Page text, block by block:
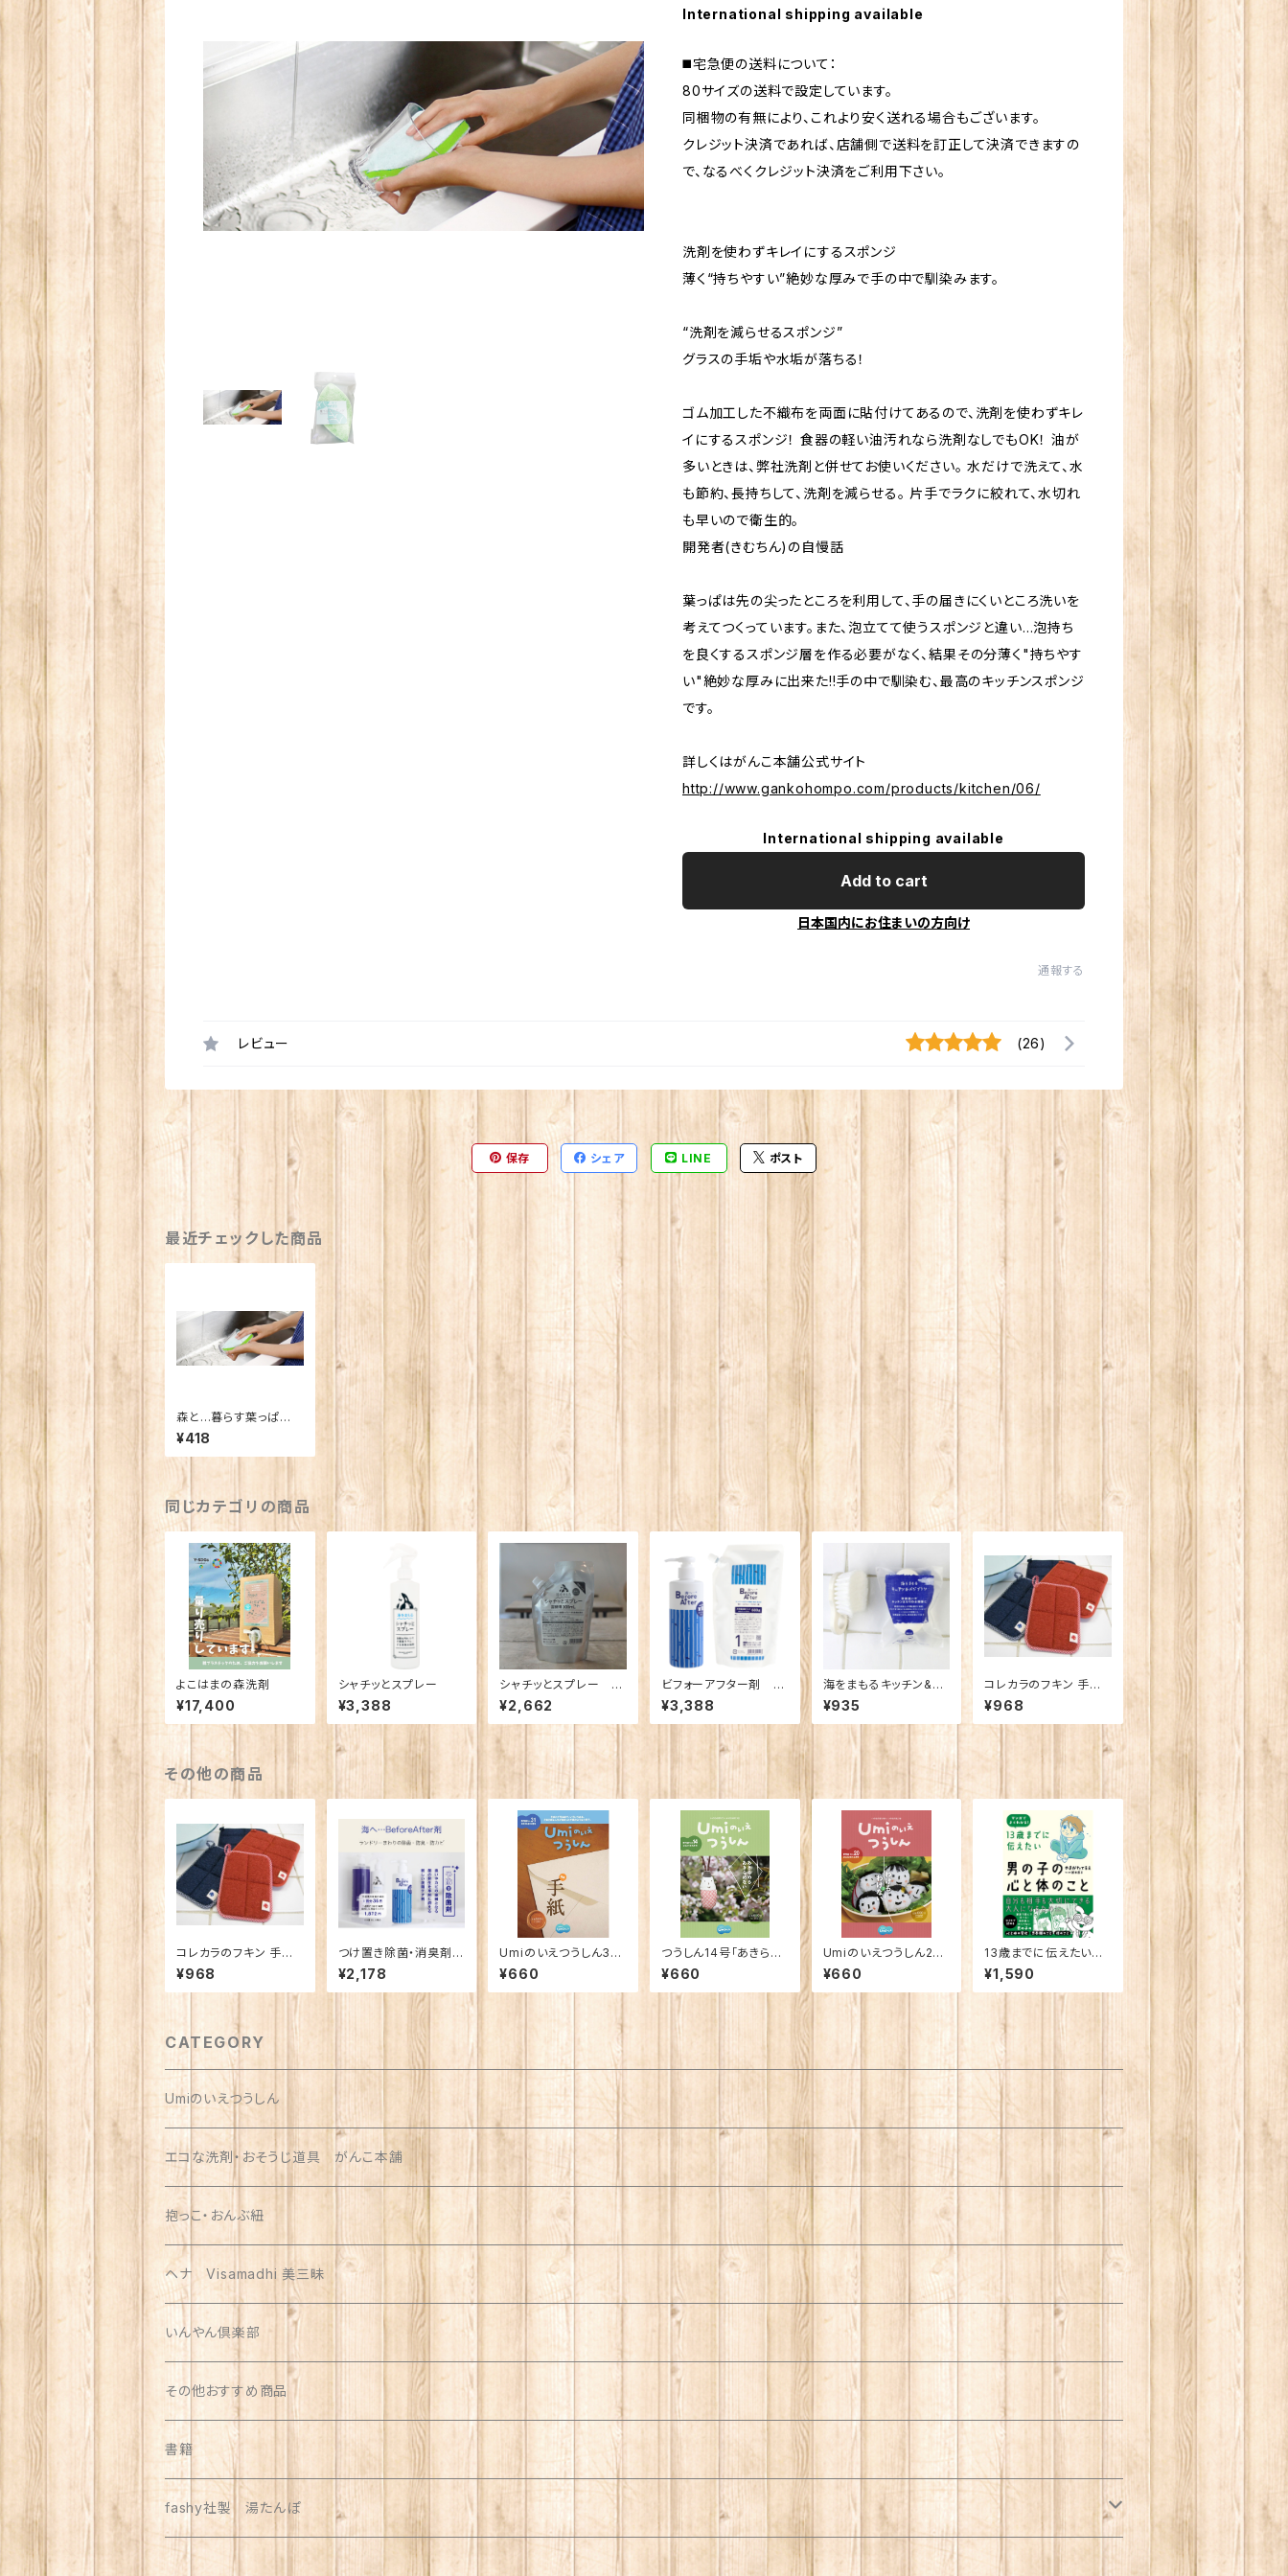
International shipping available
◼️宅急便の送料について：
80サイズの送料で設定しています。
同梱物の有無により、これより安く送れる場合もございます。
クレジット決済であれば、店舗側で送料を訂正して決済できますの
で、なるべくクレジット決済をご利用下さい。
洗剤を使わずキレイにするスポンジ
薄く“持ちやすい”絶妙な厚みで手の中で馴染みます。
“洗剤を減らせるスポンジ”
グラスの手垢や水垢が落ちる！
ゴム加工した不織布を両面に貼付けてあるので、洗剤を使わずキレ
イにするスポンジ！ 食器の軽い油汚れなら洗剤なしでもOK！ 油が
多いときは、弊社洗剤と併せてお使いください。 水だけで洗えて、水
も節約、長持ちして、洗剤を減らせる。 片手でラクに絞れて、水切れ
も早いので衛生的。
開発者(きむちん)の自慢話
葉っぱは先の尖ったところを利用して、手の届きにくいところ洗いを
考えてつくっています。また、泡立てて使うスポンジと違い…泡持ち
を良くするスポンジ層を作る必要がなく、結果その分薄く"持ちやす
い"絶妙な厚みに出来た!!手の中で馴染む、最高のキッチンスポンジ
です。
詳しくはがんこ本舗公式サイト
http://www.gankohompo.com/products/kitchen/06/
International shipping available
Add to cart
日本国内にお住まいの方向け
通報する
レビュー (26)
保存 シェア LINE ポスト
最近チェックした商品
森と…暮らす葉っぱの
スポンジ
¥418
同じカテゴリの商品
よこはまの森洗剤
¥17,400
シャチッとスプレー
¥3,388
シャチッとスプレー 詰
め替え
¥2,662
ビフォーアフター剤 詰
め替え600m
¥3,388
海をまもるキッチン&ベ
ジブラシ
¥935
コレカラのフキン 手の
ひらサイズ
¥968
その他の商品
コレカラのフキン 手の
ひらサイズ
¥968
つけ置き除菌・消臭剤
¥2,178
Umiのいえつうしん31
号「手紙」
¥660
つうしん14号「あきらめ
る・あきらめない」
¥660
Umiのいえつうしん20
号「わける・わけない」
¥660
13歳までに伝えたい男
の子の心と体のこと
¥1,590
CATEGORY
Umiのいえつうしん
エコな洗剤・おそうじ道具 がんこ本舗
抱っこ・おんぶ紐
ヘナ Visamadhi 美三昧
いんやん倶楽部
その他おすすめ商品
書籍
fashy社製 湯たんぽ
大サイズ 紫